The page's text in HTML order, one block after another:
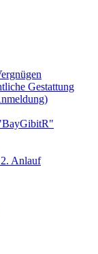
Gestattung
Anlauf